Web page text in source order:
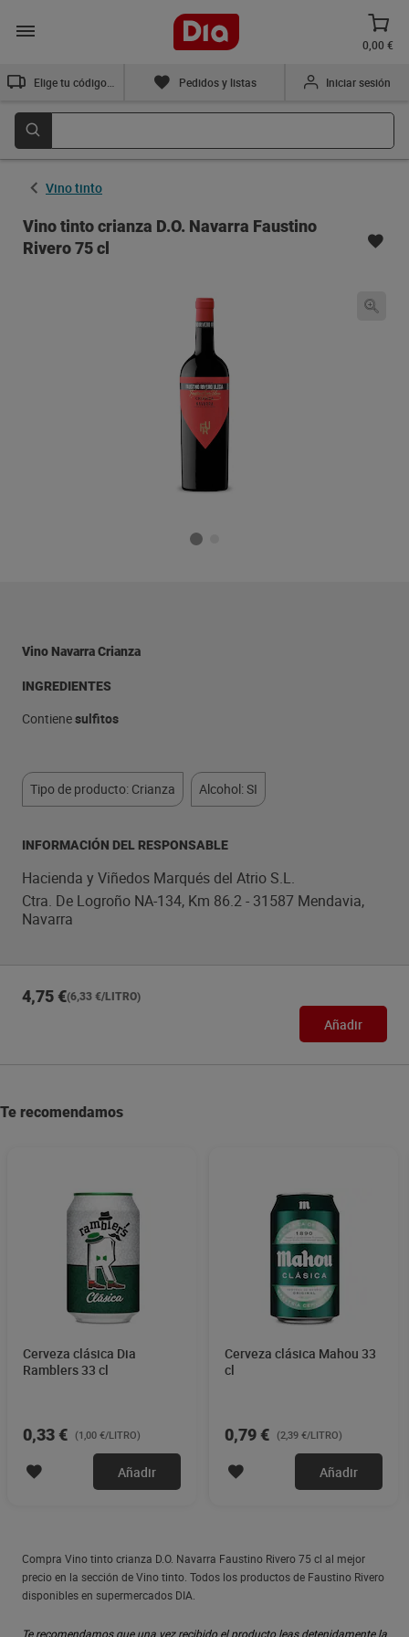
0,00 €
Pedidos y listas Iniciar sesión
Vino tinto
Vino tinto crianza D.O. Navarra Faustino
Rivero 75 cl
Vino Navarra Crianza
INGREDIENTES
Contienesulfitos
Tipo de producto: Crianza Alcohol: SI
INFORMACIÓN DEL RESPONSABLE
Hacienda y Viñedos Marqués del Atrio S.L.
Ctra. De Logroño NA-134, Km 86.2 - 31587 Mendavia,
Navarra
4,75 €(6,33 €/LITRO)
Añadir
Te recomendamos
Cerveza clásica Dia
Ramblers 33 cl
0,33 € (1,00 €/LITRO)
Añadir
Cerveza clásica Mahou 33
cl
0,79 € (2,39 €/LITRO)
Añadir
Compra Vino tinto crianza D.O. Navarra Faustino Rivero 75 cl al mejor
precio en la sección de Vino tinto. Todos los productos de Faustino Rivero
disponibles en supermercados DIA.
Te recomendamos que una vez recibido el producto leas detenidamente la